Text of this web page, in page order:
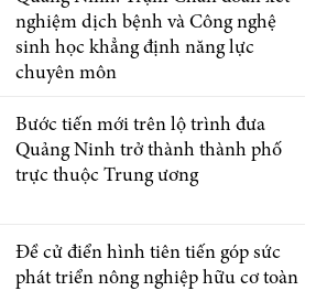
nghiệm dịch bệnh và Công nghệ
sinh học khẳng định năng lực
chuyên môn
Bước tiến mới trên lộ trình đưa
Quảng Ninh trở thành thành phố
trực thuộc Trung ương
Đề cử điển hình tiên tiến góp sức
phát triển nông nghiệp hữu cơ toàn